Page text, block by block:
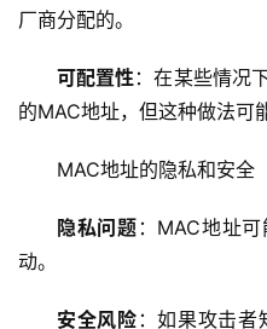
主
技
厂商分配的。
可配置性：在某些情况
的MAC地址，但这种做法可
MAC地址的隐私和安全
隐私问题 ：MAC地址
动。
安全风险 ：如果攻击者